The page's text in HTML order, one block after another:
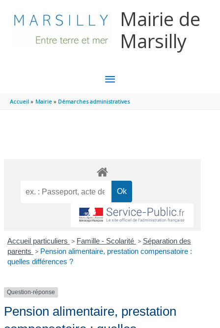
Mairie de
Marsilly
MENU
PRINCIPAL
Accueil Mairie Démarches administratives
Accueil particuliers > Famille - Scolarité > Séparation des
parents > Pension alimentaire, prestation compensatoire :
quelles différences ?
Question-réponse
Pension alimentaire, prestation